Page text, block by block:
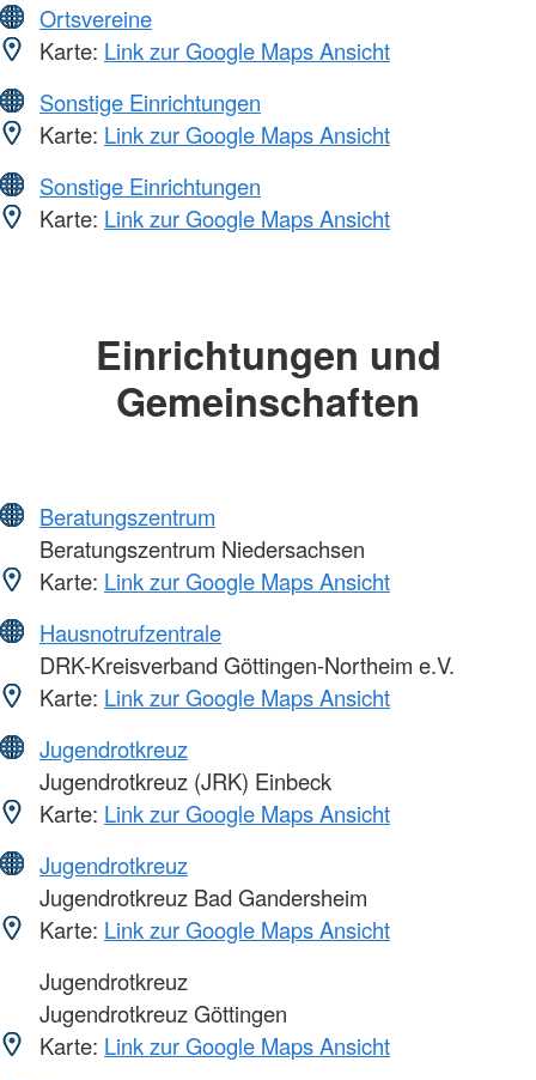
Ortsvereine
Karte: Link zur Google Maps Ansicht
Sonstige Einrichtungen
Karte: Link zur Google Maps Ansicht
Sonstige Einrichtungen
Karte: Link zur Google Maps Ansicht
Einrichtungen und
Gemeinschaften
Beratungszentrum
Beratungszentrum Niedersachsen
Karte: Link zur Google Maps Ansicht
Hausnotrufzentrale
DRK-Kreisverband Göttingen-Northeim e.V.
Karte: Link zur Google Maps Ansicht
Jugendrotkreuz
Jugendrotkreuz (JRK) Einbeck
Karte: Link zur Google Maps Ansicht
Jugendrotkreuz
Jugendrotkreuz Bad Gandersheim
Karte: Link zur Google Maps Ansicht
Jugendrotkreuz
Jugendrotkreuz Göttingen
Karte: Link zur Google Maps Ansicht